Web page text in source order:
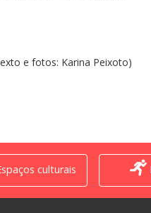
e fotos: Karina Peixoto)
culturais